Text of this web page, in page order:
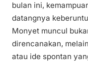
bulan ini,
datangnya
Monyet muncul
direncanakan,
atau ide spontan